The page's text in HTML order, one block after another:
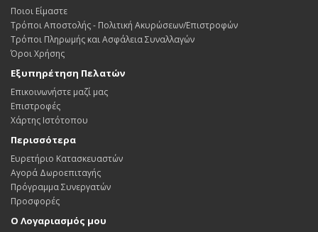
Ποιοι Είμαστε
Τρόποι Αποστολής - Πολιτική Ακυρώσεων/Επιστροφών
Τρόποι Πληρωμής και Ασφάλεια Συναλλαγών
Όροι Χρήσης
Εξυπηρέτηση Πελατών
Επικοινωνήστε μαζί μας
Επιστροφές
Χάρτης Ιστότοπου
Περισσότερα
Ευρετήριο Κατασκευαστών
Αγορά Δωροεπιταγής
Πρόγραμμα Συνεργατών
Προσφορές
Ο Λογαριασμός μου